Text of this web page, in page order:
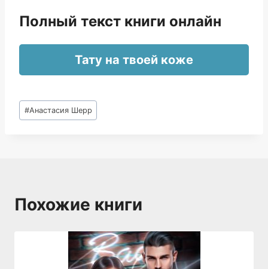
Полный текст книги онлайн
Тату на твоей коже
Метки
записи:
#Анастасия Шерр
Похожие книги